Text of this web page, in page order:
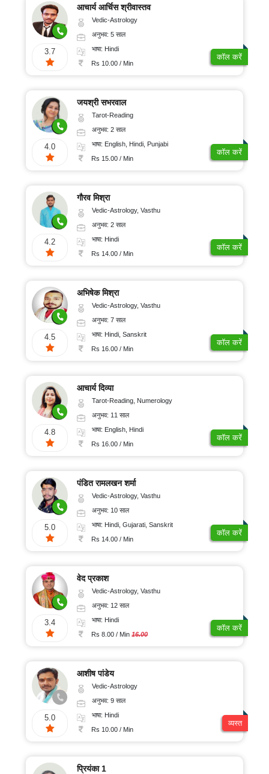
3.7
आचार्य आर्चिस श्रीवास्तव
Vedic-Astrology
अनुभव: 5 साल
भाषा: Hindi
Rs 10.00 / Min
कॉल करें
4.0
जयश्री सभरवाल
Tarot-Reading
अनुभव: 2 साल
भाषा: English, Hindi, Punjabi
Rs 15.00 / Min
कॉल करें
4.2
गौरव मिश्रा
Vedic-Astrology, Vasthu
अनुभव: 2 साल
भाषा: Hindi
Rs 14.00 / Min
कॉल करें
4.5
अभिषेक मिश्रा
Vedic-Astrology, Vasthu
अनुभव: 7 साल
भाषा: Hindi, Sanskrit
Rs 16.00 / Min
कॉल करें
4.8
आचार्य दिव्या
Tarot-Reading, Numerology
अनुभव: 11 साल
भाषा: English, Hindi
Rs 16.00 / Min
कॉल करें
5.0
पंडित रामलखन शर्मा
Vedic-Astrology, Vasthu
अनुभव: 10 साल
भाषा: Hindi, Gujarati, Sanskrit
Rs 14.00 / Min
कॉल करें
3.4
वेद प्रकाश
Vedic-Astrology, Vasthu
अनुभव: 12 साल
भाषा: Hindi
Rs 8.00 / Min16.00
कॉल करें
5.0
आशीष पांडेय
Vedic-Astrology
अनुभव: 9 साल
भाषा: Hindi
Rs 10.00 / Min
व्यस्त
प्रियंका 1